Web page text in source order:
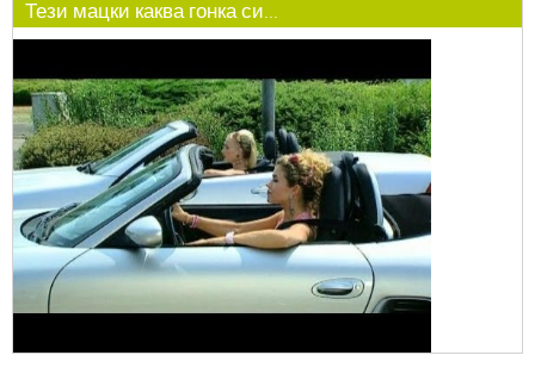
Тези мацки каква гонка си...